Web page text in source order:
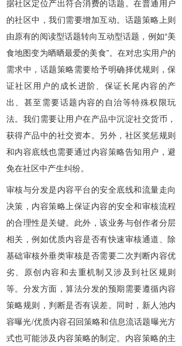
据社区定位产出符合消费的话题。在普通用户
的社区中，我们需要增加互动。话题策略上则
由原有的阅读型话题转向互动型话题，例如“美
食地图变为晒晒最爱的美食”。在对忠实用户的
需求中，话题策略需要给予明确择优规则，保
证社区用户的成长进阶、保证长尾内容的产
出、甚至需要话题内容的自治等特殊权限玩
法。我们需要让用户在产品中沉淀社交货币，
获得产品中的社交资本。另外，社区奖惩规则
和内容底线也需要通过内容策略告知用户，避
免在社区中产生纠纷。
审核与分发是内容平台的安全底线和流量走向
决策，内容策略上保证内容的安全和审核流程
的合理性是关键。此外，该业务与创作者分层
相关，例如优质内容是否有快速审核通道、除
基础审核外垂类审核是否需要二次判断内容优
劣、原创内容和去重机制又涉及到社区规则
等。分发方面，算法分发的预期需要遵循内容
策略规则，判断是否有误差。同时，新人池内
容曝光/优质内容召回策略和信息流话题曝光方
式也可能涉及内容策略的制定。内容策略的主